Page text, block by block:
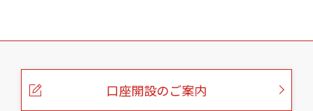
こ
口座開設のご案内